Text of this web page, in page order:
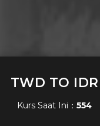
TWD TO IDR
Kurs Saat Ini：554